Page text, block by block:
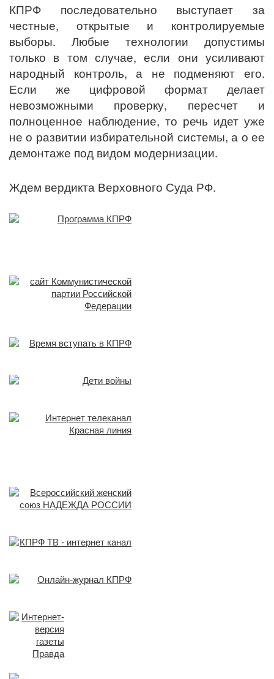
КПРФ последовательно выступает за
честные, открытые и контролируемые
выборы. Любые технологии допустимы
только в том случае, если они усиливают
народный контроль, а не подменяют его.
Если же цифровой формат делает
невозможными проверку, пересчет и
полноценное наблюдение, то речь идет уже
не о развитии избирательной системы, а о ее
демонтаже под видом модернизации.
Ждем вердикта Верховного Суда РФ.